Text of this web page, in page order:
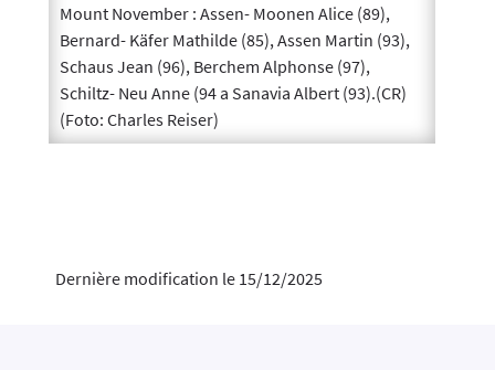
Mount November : Assen- Moonen Alice (89),
Bernard- Käfer Mathilde (85), Assen Martin (93),
Schaus Jean (96), Berchem Alphonse (97),
Schiltz- Neu Anne (94 a Sanavia Albert (93).(CR)
(Foto: Charles Reiser)
Dernière modification le 15/12/2025